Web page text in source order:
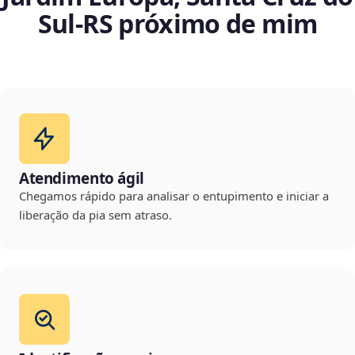
Sul‑RS próximo de mim
Atendimento ágil
Chegamos rápido para analisar o entupimento e iniciar a
liberação da pia sem atraso.